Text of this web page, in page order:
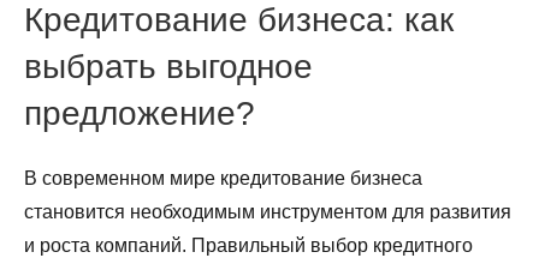
Кредитование бизнеса: как
выбрать выгодное
предложение?
В современном мире кредитование бизнеса
становится необходимым инструментом для развития
и роста компаний. Правильный выбор кредитного